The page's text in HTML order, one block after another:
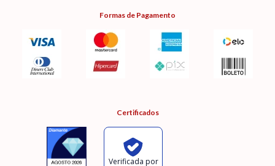
Formas de Pagamento
Certificados